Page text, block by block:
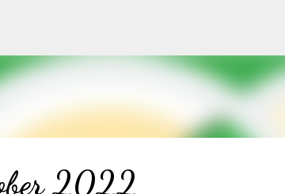
2022